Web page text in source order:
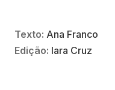
Texto: Ana Franco
Edição: Iara Cruz